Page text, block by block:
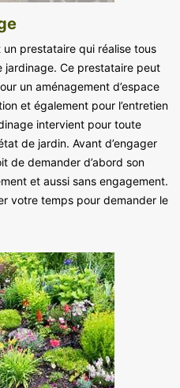
prestataire qui réalise tous
jardinage. Ce prestataire peut
un aménagement d’espace
et également pour l’entretien
intervient pour toute
de jardin. Avant d’engager
de demander d’abord son
et aussi sans engagement.
votre temps pour demander le